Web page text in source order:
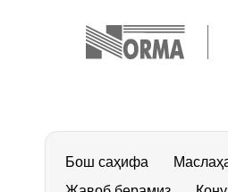
Бош саҳифа